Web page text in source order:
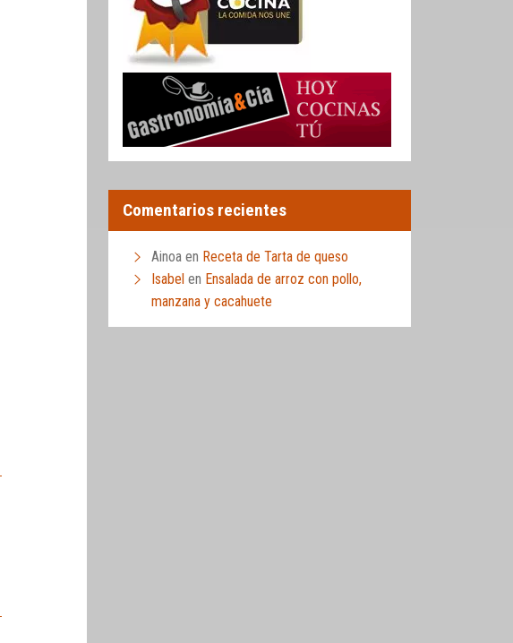
Comentarios recientes
Ainoa en Receta de Tarta de queso
Isabel en Ensalada de arroz con pollo,
manzana y cacahuete